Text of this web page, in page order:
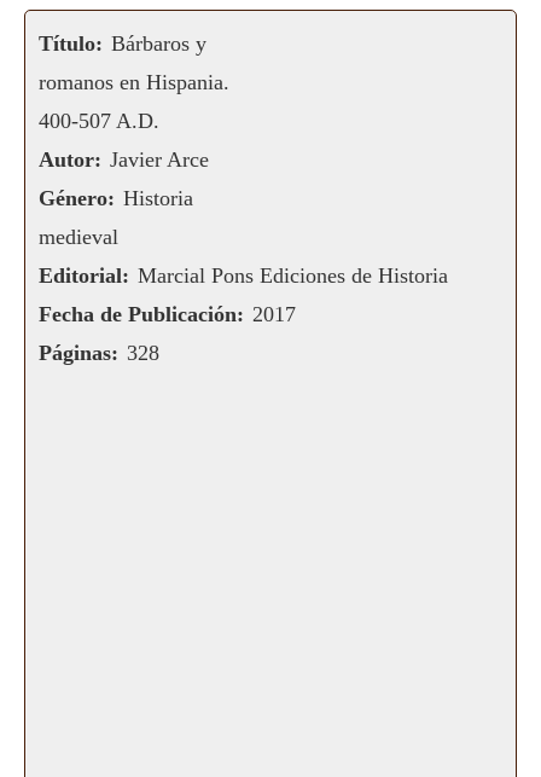
Título: Bárbaros y
romanos en Hispania.
400-507 A.D.
Autor: Javier Arce
Género: Historia
medieval
Editorial: Marcial Pons Ediciones de Historia
Fecha de Publicación: 2017
Páginas: 328